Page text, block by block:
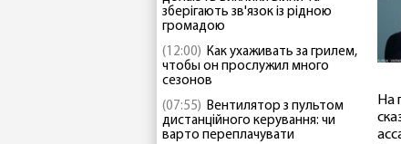
зберігають зв'язок із рідною
громадою
(12:00) Как ухаживать за грилем,
чтобы он прослужил много
сезонов
(07:55) Вентилятор з пультом
дистанційного керування: чи
варто переплачувати
На